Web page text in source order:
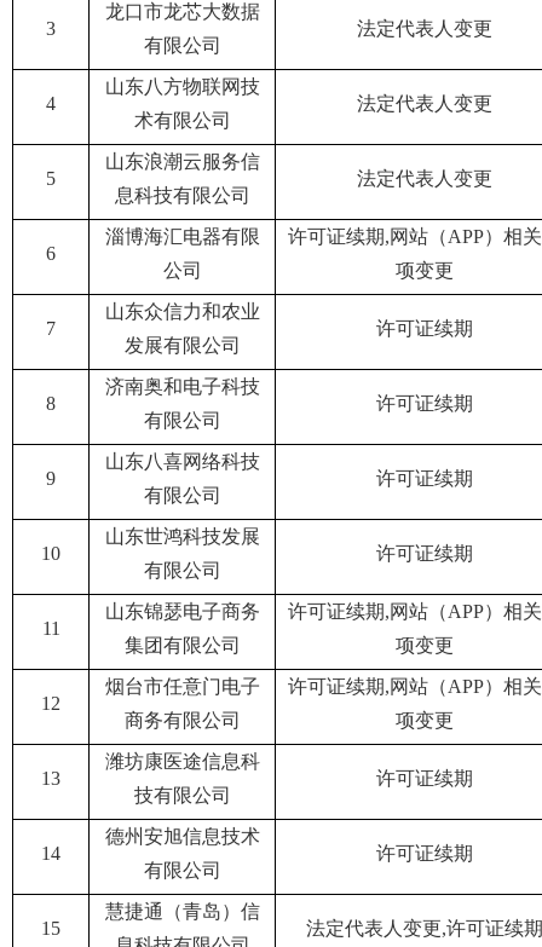
3
龙口市龙芯大数据
有限公司
法定代表人变更
4
山东八方物联网技
术有限公司
法定代表人变更
5
山东浪潮云服务信
息科技有限公司
法定代表人变更
6
淄博海汇电器有限
公司
许可证续期,网站（APP）相
项变更
7
山东众信力和农业
发展有限公司
许可证续期
8
济南奥和电子科技
有限公司
许可证续期
9
山东八喜网络科技
有限公司
许可证续期
10
山东世鸿科技发展
有限公司
许可证续期
11
山东锦瑟电子商务
集团有限公司
许可证续期,网站（APP）相
项变更
12
烟台市任意门电子
商务有限公司
许可证续期,网站（APP）相
项变更
13
潍坊康医途信息科
技有限公司
许可证续期
14
德州安旭信息技术
有限公司
许可证续期
15
慧捷通（青岛）信
法定代表人变更,许可证续期